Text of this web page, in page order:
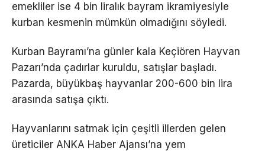
emekliler ise 4 bin liralık bayram ikramiyesiyle
kurban kesmenin mümkün olmadığını söyledi.
Kurban Bayramı’na günler kala Keçiören Hayvan
Pazarı’nda çadırlar kuruldu, satışlar başladı.
Pazarda, büyükbaş hayvanlar 200-600 bin lira
arasında satışa çıktı.
Hayvanlarını satmak için çeşitli illerden gelen
üreticiler ANKA Haber Ajansı’na yem